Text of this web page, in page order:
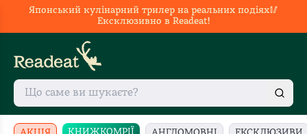
Японський кулінарний трилер на реальних подіях🥢
Ексклюзивно в Readeat!